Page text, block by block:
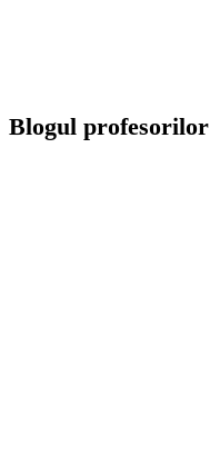
Blogul profesorilor